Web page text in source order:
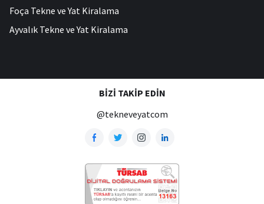
Foça Tekne ve Yat Kiralama
Ayvalık Tekne ve Yat Kiralama
BIZI TAKIP EDIN
@tekneveyatcom